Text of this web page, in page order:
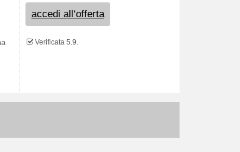
accedi all‘offerta
Verificata 5.9.